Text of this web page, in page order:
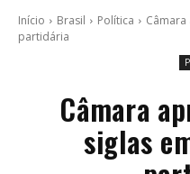
Início Brasil Política
partidária
Câmara
siglas